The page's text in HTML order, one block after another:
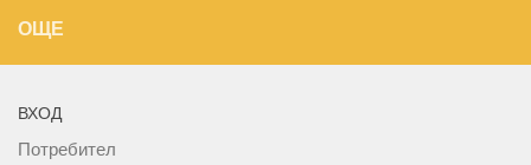
ОЩЕ
ВХОД
Потребител